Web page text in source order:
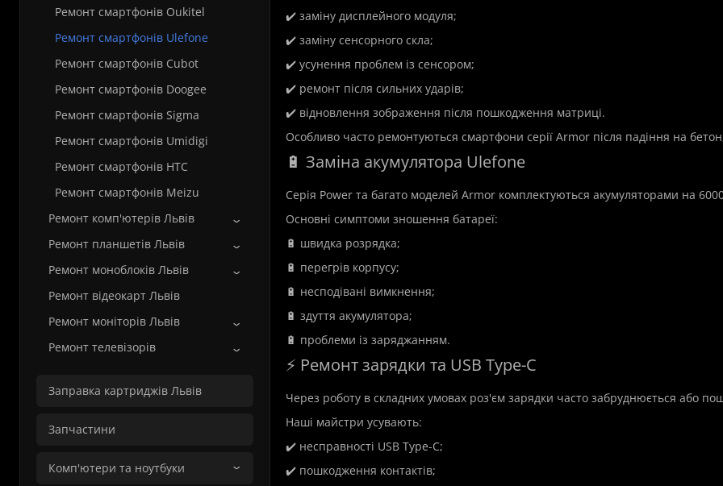
Ремонт смартфонів Oukitel
Ремонт смартфонів Ulefone
Ремонт смартфонів Cubot
Ремонт смартфонів Doogee
Ремонт смартфонів Sigma
Ремонт смартфонів Umidigi
Ремонт смартфонів HTC
Ремонт смартфонів Meizu
Ремонт комп'ютерів Львів
Ремонт планшетів Львів
Ремонт моноблоків Львів
Ремонт відеокарт Львів
Ремонт моніторів Львів
Ремонт телевізорів
Заправка картриджів Львів
Запчастини
Комп'ютери та ноутбуки
✔️ заміну дисплейного модуля;
✔️ заміну сенсорного скла;
✔️ усунення проблем із сенсором;
✔️ ремонт після сильних ударів;
✔️ відновлення зображення після пошкодження матриці.
Особливо часто ремонтуються смартфони серії Armor після падіння на
🔋 Заміна акумулятора Ulefone
Серія Power та багато моделей Armor комплектуються акумуляторами на
Основні симптоми зношення батареї:
🔋 швидка розрядка;
🔋 перегрів корпусу;
🔋 несподівані вимкнення;
🔋 здуття акумулятора;
🔋 проблеми із заряджанням.
⚡ Ремонт зарядки та USB Type-C
Через роботу в складних умовах роз'єм зарядки часто забруднюється або
Наші майстри усувають:
✔️ несправності USB Type-C;
✔️ пошкодження контактів;